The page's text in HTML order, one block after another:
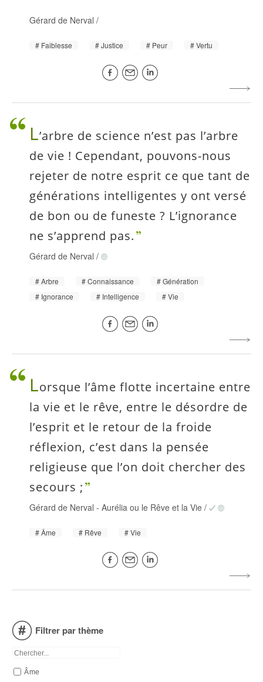
Gérard de Nerval /
Faiblesse Justice Peur Vertu
L’arbre de science n’est pas l’arbre
de vie ! Cependant, pouvons-nous
rejeter de notre esprit ce que tant de
générations intelligentes y ont versé
de bon ou de funeste ? L’ignorance
ne s’apprend pas.
Gérard de Nerval /
Arbre Connaissance
Génération
Ignorance
Intelligence Vie
Lorsque l’âme flotte incertaine entre
la vie et le rêve, entre le désordre de
l’esprit et le retour de la froide
réflexion, c’est dans la pensée
religieuse que l’on doit chercher des
secours ;
Gérard de Nerval - Aurélia ou le Rêve et la Vie /
Âme Rêve Vie
Filtrer par thème
Âme